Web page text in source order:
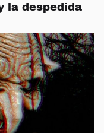
la despedida